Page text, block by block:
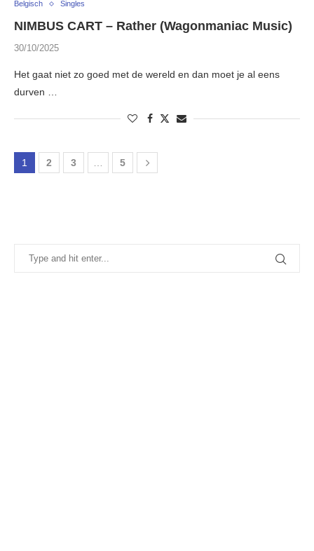
Belgisch Singles
NIMBUS CART – Rather (Wagonmaniac Music)
30/10/2025
Het gaat niet zo goed met de wereld en dan moet je al eens
durven …
1 2 3 … 5